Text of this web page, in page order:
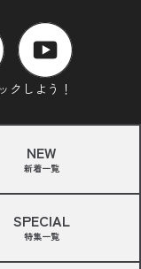
クしよう！
NEW
新着一覧
SPECIAL
特集一覧